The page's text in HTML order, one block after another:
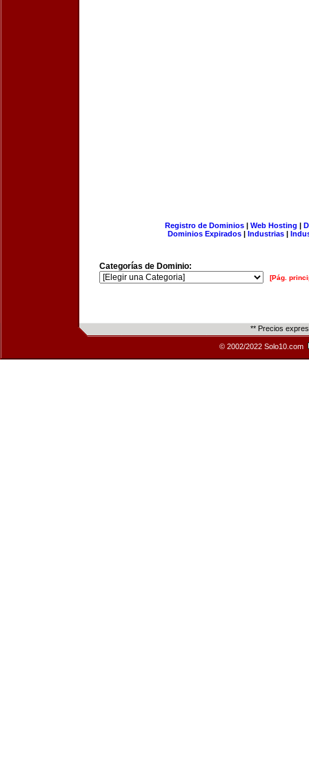
Registro de Dominios| Web Hosting |
Dominios Expirados | Industrias |
Categorías de Dominio:
[Pág.
** Precios
© 2002/2022 Solo10.com